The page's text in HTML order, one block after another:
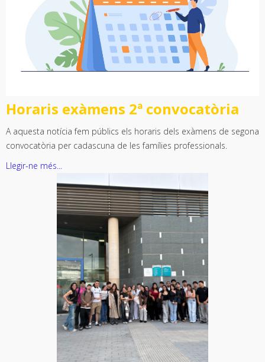
Horaris exàmens 2ª convocatòria
A aquesta notícia fem públics els horaris dels exàmens de segona
convocatòria per cadascuna de les famílies professionals.
Llegir-ne més...